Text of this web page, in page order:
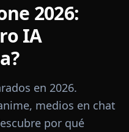
2026:
IA
en 2026.
medios en chat
por qué